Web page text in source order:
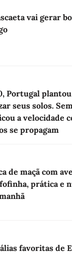
vai gerar
Portugal
seus solos.
a velocidade
se propagam
de maçã com
prática e
favoritas de